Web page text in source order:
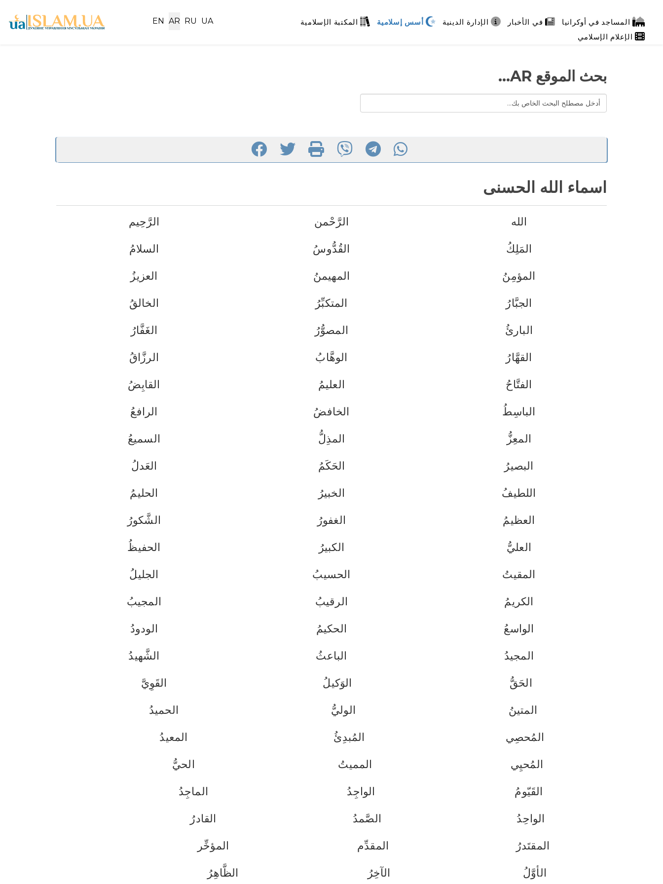
المساجد في أوكرانيا في الأخبار الإدارة الدينية أسس إسلامية
المكتبة الإسلامية
الإعلام الإسلامي
اختر لغتك
UA
RU
AR
EN
بحث الموقع AR...
اسماء الله الحسنى
الله الرَّحْمن الرَّحِيم
المَلِكُ القُدُّوسُ السلامُ
المؤمِنُ المهيمنُ العزيزُ
الجبَّارُ المتكبِّرُ الخالقُ
البارئُ المصوُّرُ الغَفَّارُ
القهَّارُ الوهَّابُ الرزَّاقُ
الفتَّاحُ العليمُ القابِضُ
الباسِطُ الخافضُ الرافعُ
المعِزُّ المذِلُّ السميعُ
البصيرُ الحَكَمُ العَدلُ
اللطيفُ الخبيرُ الحليمُ
العظيمُ الغفورُ الشَّكورُ
العليُّ الكبيرُ الحفيظُ
المقيتُ الحسيبُ الجليلُ
الكريمُ الرقيبُ المجيبُ
الواسعُ الحكيمُ الودودُ
المجيدُ الباعثُ الشَّهيدُ
الحَقُّ الوَكيلُ القَوِيَّ
المتينُ الوليُّ الحميدُ
المُحصِي المُبدِئُ المعيدُ
المُحيِي المميتُ الحيُّ
القَيّومُ الواجِدُ الماجِدُ
الواحِدُ الصَّمدُ القادرُ
المقتَدرُ المقدِّم المؤخِّر
الأوَّلُ الآخِرُ الظَّاهِرُ